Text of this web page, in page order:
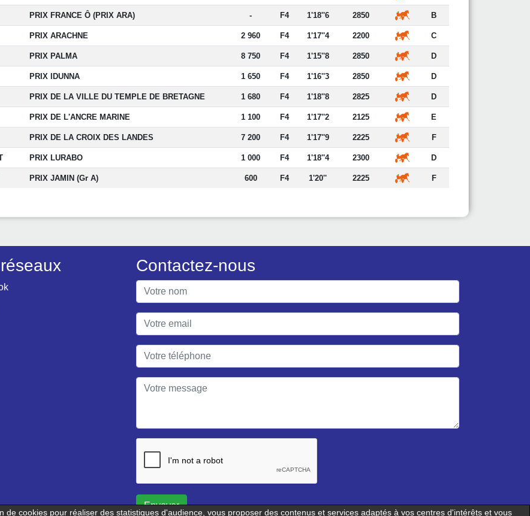
PRIX FRANCE Ô (PRIX ARA) - F4 1'18''6 2850 B
PRIX ARACHNE 2 960 F4 1'17''4 2200 C
PRIX PALMA 8 750 F4 1'15''8 2850 D
PRIX IDUNNA 1 650 F4 1'16''3 2850 D
PRIX DE LA VILLE DU TEMPLE DE BRETAGNE 1 680 F4 1'18''8 2825 D
PRIX DE L'ANCRE MARINE 1 100 F4 1'17''2 2125 E
PRIX DE LA CROIX DES LANDES 7 200 F4 1'17''9 2225 F
PRIX LURABO 1 000 F4 1'18''4 2300 D
PRIX JAMIN (Gr A) 600 F4 1'20'' 2225 F
Contactez-nous
Envoyer
cookies pour réaliser des statistiques d'audience, vous proposer des contenus et services adaptés à vos centres d'intérêts et vous